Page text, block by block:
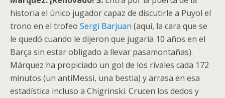
historia el único jugador capaz de discutirle a Puyol el
trono en el trofeo Sergi Barjuan (aquí, la cara que se
le quedó cuando le dijeron que jugaría 10 años en el
Barça sin estar obligado a llevar pasamontañas).
Márquez ha propiciado un gol de los rivales cada 172
minutos (un antiMessi, una bestia) y arrasa en esa
estadística incluso a Chigrinski. Crucen los dedos y